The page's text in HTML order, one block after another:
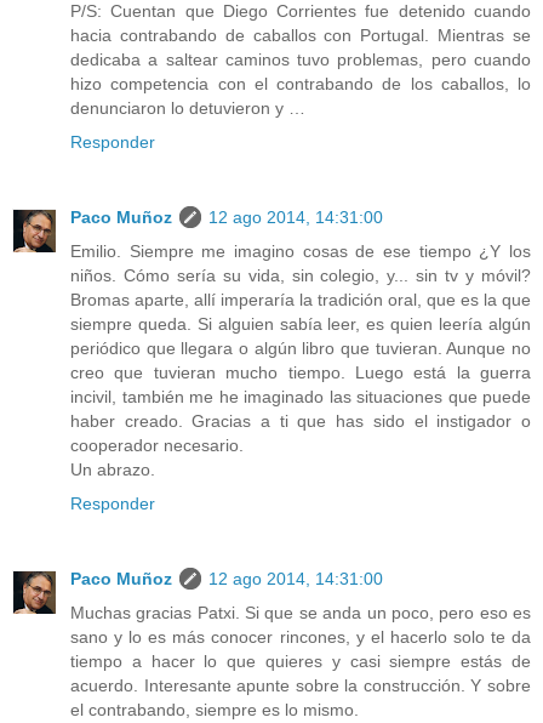
P/S: Cuentan que Diego Corrientes fue detenido cuando
hacia contrabando de caballos con Portugal. Mientras se
dedicaba a saltear caminos tuvo problemas, pero cuando
hizo competencia con el contrabando de los caballos, lo
denunciaron lo detuvieron y …
Responder
Paco Muñoz
12 ago 2014, 14:31:00
Emilio. Siempre me imagino cosas de ese tiempo ¿Y los
niños. Cómo sería su vida, sin colegio, y... sin tv y móvil?
Bromas aparte, allí imperaría la tradición oral, que es la que
siempre queda. Si alguien sabía leer, es quien leería algún
periódico que llegara o algún libro que tuvieran. Aunque no
creo que tuvieran mucho tiempo. Luego está la guerra
incivil, también me he imaginado las situaciones que puede
haber creado. Gracias a ti que has sido el instigador o
cooperador necesario.
Un abrazo.
Responder
Paco Muñoz
12 ago 2014, 14:31:00
Muchas gracias Patxi. Si que se anda un poco, pero eso es
sano y lo es más conocer rincones, y el hacerlo solo te da
tiempo a hacer lo que quieres y casi siempre estás de
acuerdo. Interesante apunte sobre la construcción. Y sobre
el contrabando, siempre es lo mismo.